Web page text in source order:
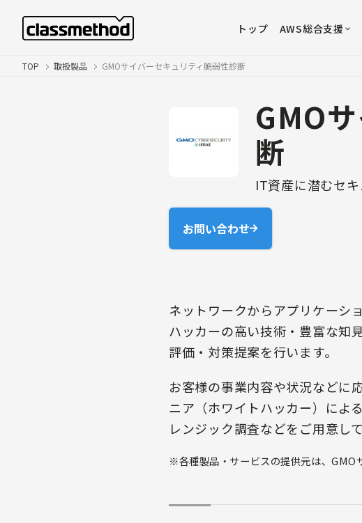
トップ AWS総合支援
TOP 取扱製品 GMOサイバーセキュリティ脆弱性診断
GMO
断
IT資産に潜むセ
お問い合わせ
ネットワークからアプリケーシ
ハッカーの高い技術・豊富な知
評価・対策提案を行います。
お客様の事業内容や状況などに
ニア（ホワイトハッカー）によ
レンジック調査などをご用意して
※各種製品・サービスの提供元は、GMO